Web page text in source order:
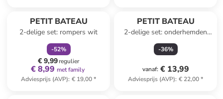
PETIT BATEAU
2-delige set: rompers wit
-52%
€ 9,99regulier
€ 8,99 met family
Adviesprijs (AVP): € 19,00*
PETIT BATEAU
2-delige set: onderhemden
wit/rood
-36%
vanaf: € 13,99
Adviesprijs (AVP): € 22,00*